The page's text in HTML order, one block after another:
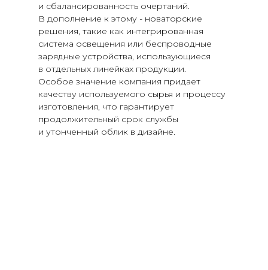
и сбалансированность очертаний.
В дополнение к этому - новаторские
решения, такие как интегрированная
система освещения или беспроводные
зарядные устройства, использующиеся
в отдельных линейках продукции.
Особое значение компания придает
качеству используемого сырья и процессу
изготовления, что гарантирует
продолжительный срок службы
и утонченный облик в дизайне.